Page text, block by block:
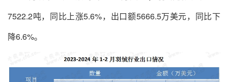
7522.2吨，同比上涨5.6%，出口额5666.5万美元，同比下
降6.6%。